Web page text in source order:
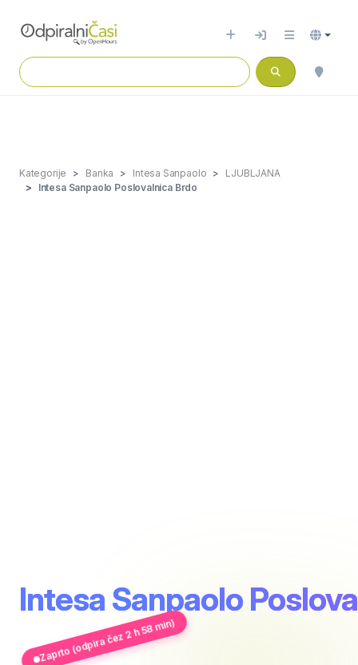
Kategorije Banka Intesa Sanpaolo
LJUBLJANA
Intesa Sanpaolo Poslovalnica Brdo
Intesa Sanpaolo
Zaprto (odpira čez 2 h 58 min)